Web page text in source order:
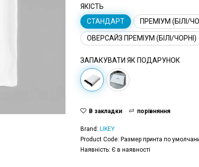
ЯКІСТЬ
СТАНДАРТ
ПРЕМІУМ (БІЛІ/
ОВЕРСАЙЗ ПРЕМІУМ (БІЛІ/ЧОРНІ)
ЗАПАКУВАТИ ЯК ПОДАРУНОК
В закладки порівняння
Brand: LIKEY
Product Code: Размер принта по
Наявність: Є в наявності